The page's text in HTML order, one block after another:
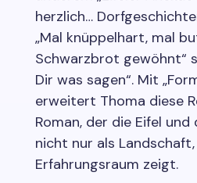
herzlich…
„Mal knüppelhart, mal
Schwarzbrot gewöhnt“
Dir was sagen“. Mit
erweitert Thoma diese
Roman, der die Eifel und
nicht nur als
Erfahrungsraum zeigt.